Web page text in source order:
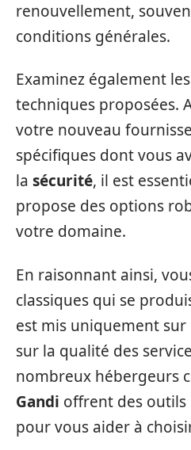
renouvellement,
conditions générales.
Examinez également les
techniques proposées.
votre nouveau
spécifiques dont vous
la sécurité, il est
propose des options
votre domaine.
En raisonnant ainsi,
classiques qui se
est mis uniquement
sur la qualité des
nombreux hébergeurs
Gandi offrent des outils
pour vous aider à